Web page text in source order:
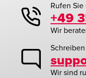
Rufen Sie
+49
Wir
Wir sind